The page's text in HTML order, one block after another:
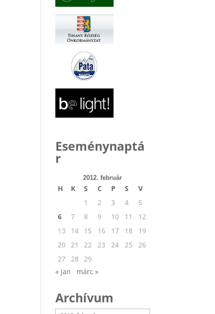
Eseménynaptá
r
2012. február
H K S C P S
V
1
2 3 4
5
6
7 8 9 10 11
12
13
14 15 16 17 18
19
20 21 22 23 24 25
26
27 28
29
« jan
márc »
Archívum